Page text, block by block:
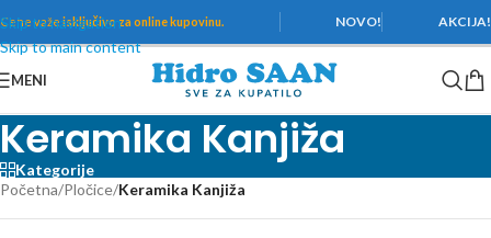
Skip to navigation
Skip to main content
Cene važeisključivo za online kupovinu. NOVO! AKCIJA!
MENI
Keramika Kanjiža
Kategorije
Početna/Pločice/Keramika Kanjiža